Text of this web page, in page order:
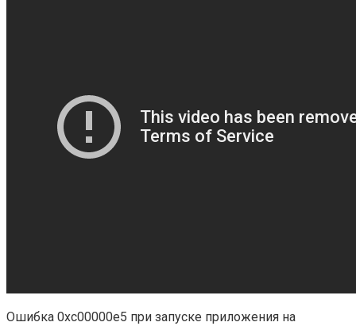
Ошибка 0xc00000e5 при запуске приложения на